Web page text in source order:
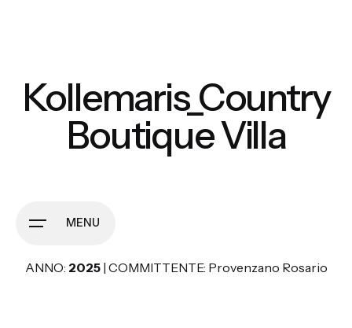
MENU
Kollemaris_Country
Boutique Villa
ANNO: 2025| COMMITTENTE: Provenzano Rosario